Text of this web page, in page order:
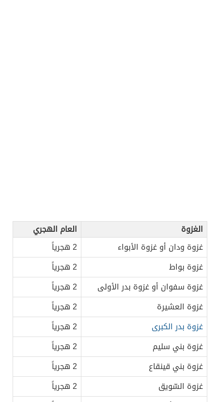
الغزوة
العام الهجري
غزوة ودان أو غزوة الأبواء
2 هجرياً
غزوة بواط
2 هجرياً
غزوة سفوان أو غزوة بدر الأولى
2 هجرياً
غزوة العشيرة
2 هجرياً
غزوة بدر الكبرى
2 هجرياً
غزوة بني سليم
2 هجرياً
غزوة بني قينقاع
2 هجرياً
غزوة السّويق
2 هجرياً